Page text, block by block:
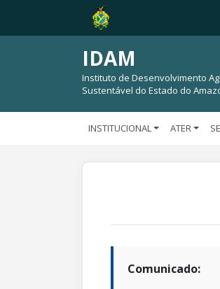
IDAM
Instituto de Desenvolvimento
Sustentável do Estado do
INSTITUCIONAL ATER
Comunicado: